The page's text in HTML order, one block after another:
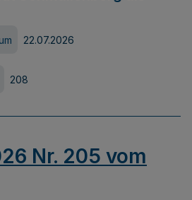
22.07.2026
208
Nr. 205 vom